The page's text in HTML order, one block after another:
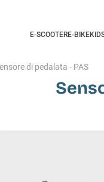
E-SCOOTERE-BIKE
di pedalata - PAS